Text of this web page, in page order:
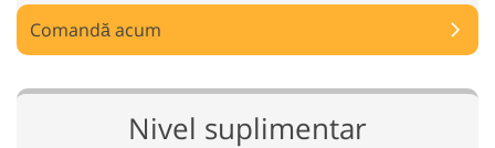
Comandă acum
Nivel suplimentar